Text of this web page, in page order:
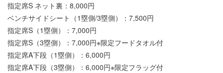
指定席S ネット裏：8,000円
ベンチサイドシート（1塁側/3塁側）：7,500円
指定席S（1塁側）：7,000円
指定席S（3塁側）：7,000円※限定フードタオル付
指定席A下段（1塁側）：6,000円
指定席A下段（3塁側）：6,000円※限定フラッグ付